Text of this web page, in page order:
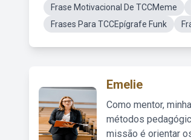
Frase Motivacional De TCCMeme
Frases Para TCCEpígrafe Funk
Emelie
Como mentor,
métodos
missão é orientar